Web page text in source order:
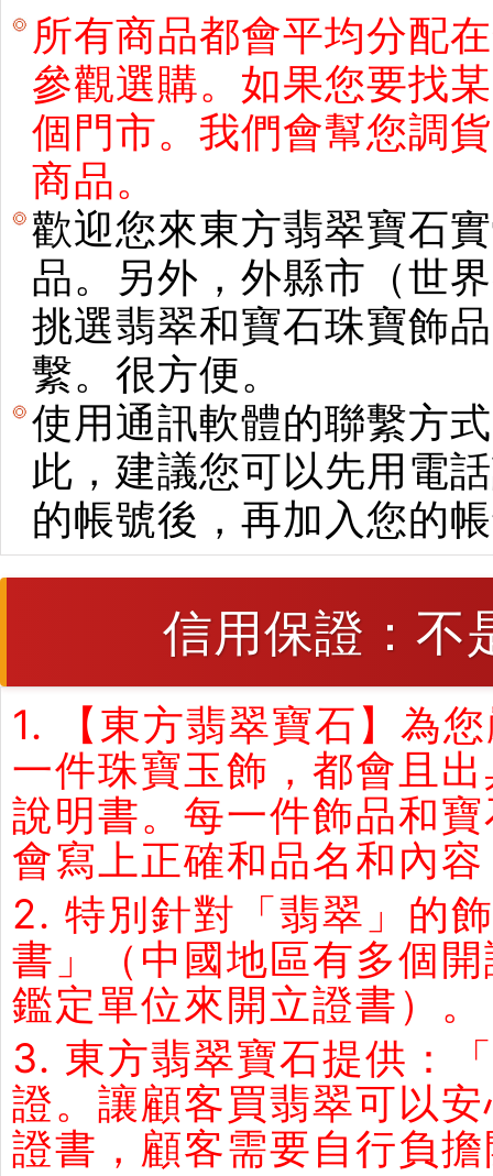
所有商品都會平均分配
參觀選購。如果您要找
個門市。我們會幫您調
商品。
歡迎您來東方翡翠寶石
品。另外，外縣市（世
挑選翡翠和寶石珠寶飾
繫。很方便。
使用通訊軟體的聯繫方
此，建議您可以先用電
的帳號後，再加入您的
信用保證：不
1. 【東方翡翠寶石】為
一件珠寶玉飾，都會且
說明書。每一件飾品和
會寫上正確和品名和內
2. 特別針對「翡翠」的
書」（中國地區有多個
鑑定單位來開立證書）。
3. 東方翡翠寶石提供：
證。讓顧客買翡翠可以
證書，顧客需要自行負